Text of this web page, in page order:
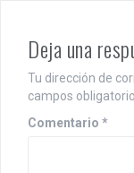
n
a
v
i
Deja una
Tu dirección de
campos
Comentario *